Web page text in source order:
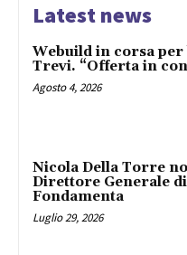
Latest news
Webuild in corsa per
Trevi. “Offerta in
Agosto 4, 2026
Nicola Della Torre
Direttore Generale di
Fondamenta
Luglio 29, 2026